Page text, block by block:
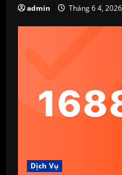
admin Tháng 6 4, 2026
Dịch Vụ